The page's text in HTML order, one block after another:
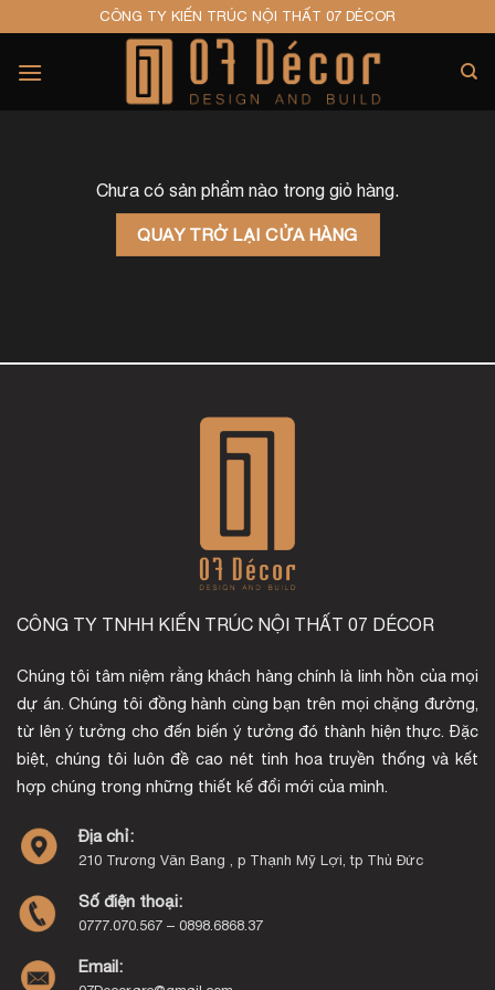
to
content
CÔNG TY KIẾN TRÚC NỘI THẤT 07 DÉCOR
Chưa có sản phẩm nào trong giỏ hàng.
QUAY TRỞ LẠI CỬA HÀNG
CÔNG TY TNHH KIẾN TRÚC NỘI THẤT 07 DÉCOR
Chúng tôi tâm niệm rằng khách hàng chính là linh hồn của mọi
dự án. Chúng tôi đồng hành cùng bạn trên mọi chặng đường,
từ lên ý tưởng cho đến biến ý tưởng đó thành hiện thực. Đặc
biệt, chúng tôi luôn đề cao nét tinh hoa truyền thống và kết
hợp chúng trong những thiết kế đổi mới của mình.
Địa chỉ:
210 Trương Văn Bang , p Thạnh Mỹ Lợi, tp Thủ Đức
Số điện thoại:
0777.070.567 – 0898.6868.37
Email: